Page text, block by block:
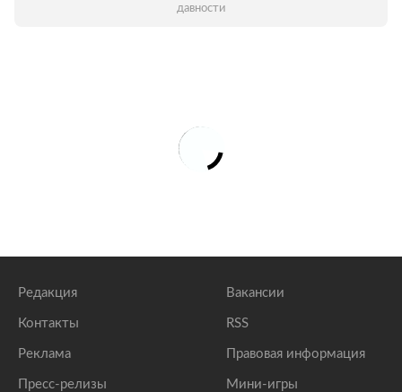
давности
Редакция
Контакты
Реклама
Пресс-релизы
Вакансии
RSS
Правовая информация
Мини-игры